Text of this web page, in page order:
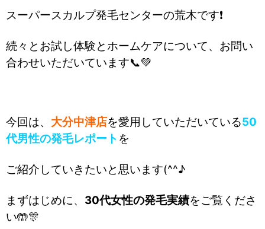
スーパースカルプ発毛センターの荒木です❗
続々とお試し体験とホームケアについて、お問い
合わせいただいています📞💚
今回は、 大分中津店を愛用していただいている50
代男性の発毛レポート を
ご紹介していきたいと思います(^^♪
まずはじめに、 30代女性の発毛実績をご覧くださ
い🤲🎊